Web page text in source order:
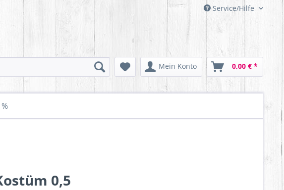
Service/Hilfe
Mein Konto 0,00 € *
0,5